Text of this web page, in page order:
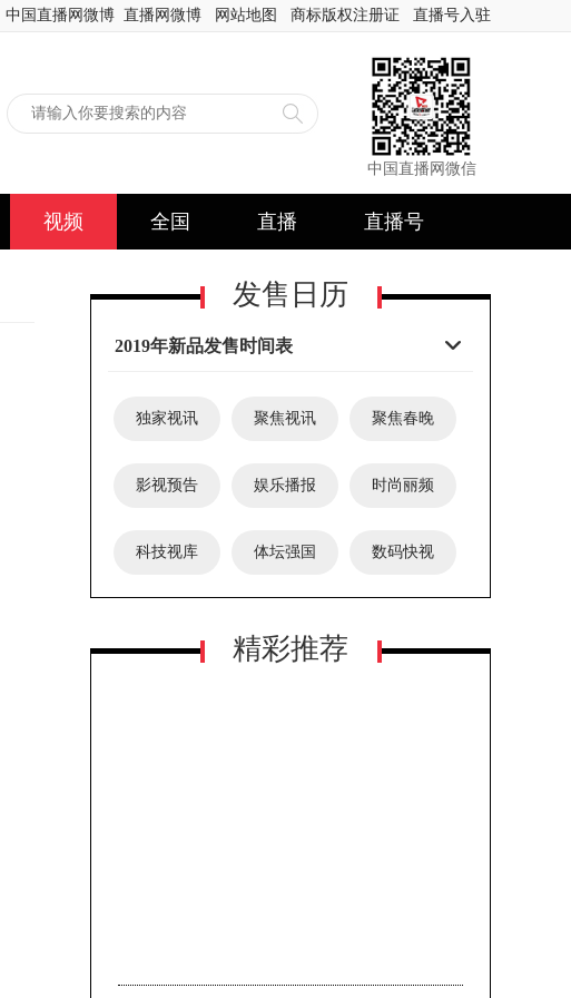
中国直播网微博 直播网微博 网站地图 商标版权注册证 直播号入驻
中国直播网微信
视频 全国 直播 直播号
发售日历
2019年新品发售时间表
独家视讯 聚焦视讯 聚焦春晚
影视预告 娱乐播报 时尚丽频
科技视库 体坛强国 数码快视
精彩推荐